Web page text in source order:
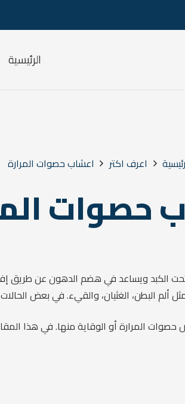
الرئيسية
اعرف اكتر اعشاب حصوات المرارة
حصوات
ويساعد في هضم الدهون عن طريق
البطن، الغثيان، والقيء. في بعض
حصوات المرارة أو الوقاية منها. في هذا